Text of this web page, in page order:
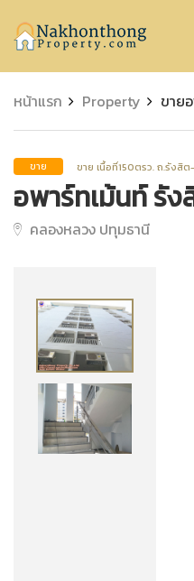
Nakhonthong
หน้าแรก Property ขาย
ขาย ขาย เนื้อที่150ตรว. ถ.รังสิ
อพาร์ทเม้นท์ รั
คลองหลวง ปทุมธานี